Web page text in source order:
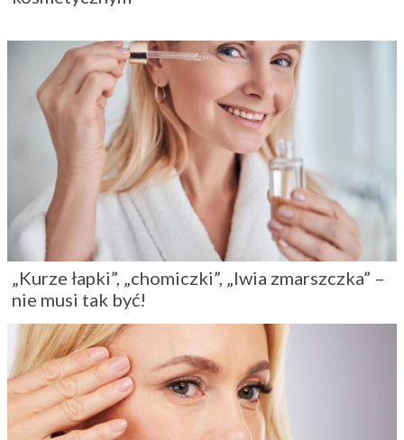
„Kurze łapki”, „chomiczki”, „lwia zmarszczka” –
nie musi tak być!